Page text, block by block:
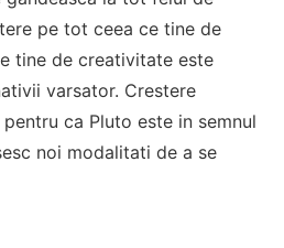
pe tot ceea ce tine de
tine de creativitate este
varsator. Crestere
ca Pluto este in semnul
noi modalitati de a se